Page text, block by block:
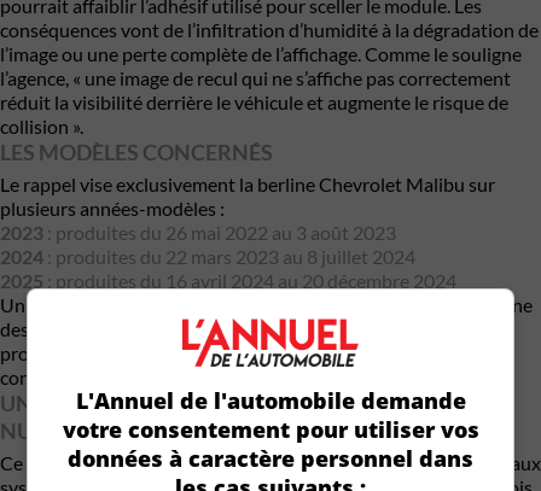
pourrait affaiblir l’adhésif utilisé pour sceller le module. Les
conséquences vont de l’infiltration d’humidité à la dégradation de
l’image ou une perte complète de l’affichage. Comme le souligne
l’agence, « une image de recul qui ne s’affiche pas correctement
réduit la visibilité derrière le véhicule et augmente le risque de
collision ».
LES MODÈLES CONCERNÉS
Le rappel vise exclusivement la berline Chevrolet Malibu sur
plusieurs années-modèles :
2023 : produites du 26 mai 2022 au 3 août 2023
2024 : produites du 22 mars 2023 au 8 juillet 2024
2025 : produites du 16 avril 2024 au 20 décembre 2024
Un volume important pour un modèle qui représente encore une
des rares berlines traditionnelles dans l’offre de GM. Les
propriétaires peuvent vérifier si leur véhicule est concerné en
consultant leur NIV (VIN)
UN PROBLÈME SYMPTOMATIQUE DE L’ÈRE
NUMÉRIQUE
Ce rappel illustre bien la dépendance croissante des véhicules aux
L'Annuel de l'automobile demande
votre consentement pour utiliser vos
données à caractère personnel dans